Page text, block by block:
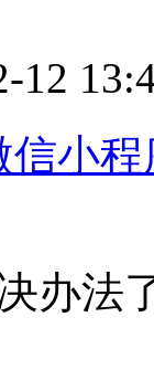
12
小
办法